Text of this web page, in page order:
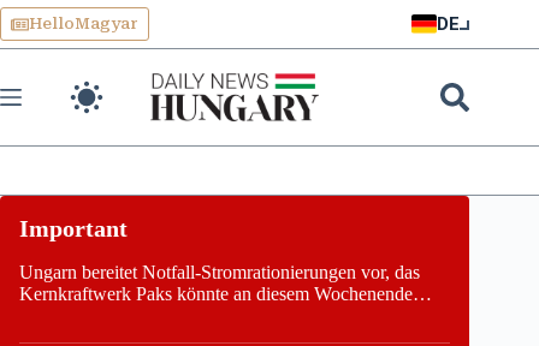
Skip
to
content
HelloMagyar DE
Ungarn bereitet Notfall-Stromrationierungen vor, das
Kernkraftwerk Paks könnte an diesem Wochenende